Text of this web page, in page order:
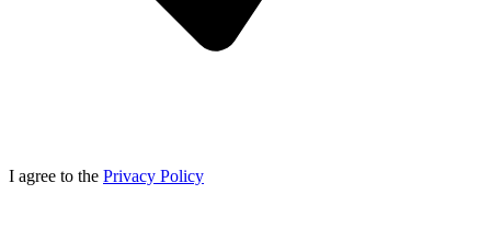
I agree to the Privacy Policy